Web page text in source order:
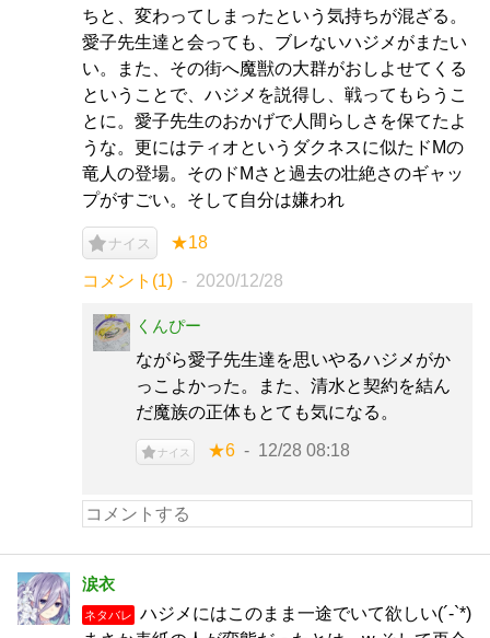
ちと、変わってしまったという気持ちが混ざる。
愛子先生達と会っても、ブレないハジメがまたい
い。また、その街へ魔獣の大群がおしよせてくる
ということで、ハジメを説得し、戦ってもらうこ
とに。愛子先生のおかげで人間らしさを保てたよ
うな。更にはティオというダクネスに似たドMの
竜人の登場。そのドMさと過去の壮絶さのギャッ
プがすごい。そして自分は嫌われ
ナイス ★18
コメント(1) 2020/12/28
くんぴー
ながら愛子先生達を思いやるハジメがか
っこよかった。また、清水と契約を結ん
だ魔族の正体もとても気になる。
ナイス ★6 12/28 08:18
涙衣
ネタバレ
ハジメにはこのまま一途でいて欲しい(´-`*)